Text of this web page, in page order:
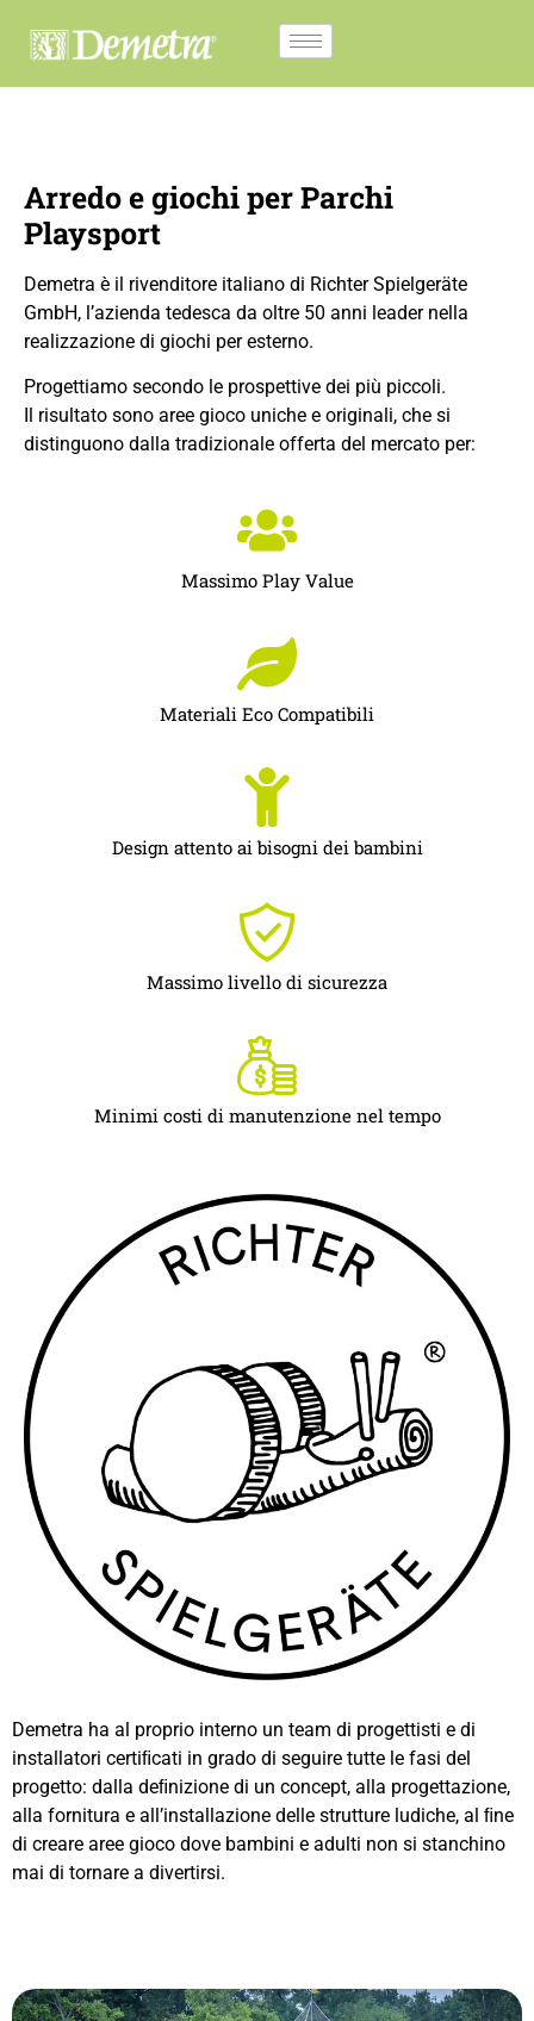
Arredo e giochi per Parchi
Playsport
Demetra è il rivenditore italiano di Richter Spielgeräte
GmbH, l’azienda tedesca da oltre 50 anni leader nella
realizzazione di giochi per esterno.
Progettiamo secondo le prospettive dei più piccoli.
Il risultato sono aree gioco uniche e originali, che si
distinguono dalla tradizionale offerta del mercato per:
Massimo Play Value
Materiali Eco Compatibili
Design attento ai bisogni dei bambini
Massimo livello di sicurezza
Minimi costi di manutenzione nel tempo
Demetra ha al proprio interno un team di progettisti e di
installatori certiﬁcati in grado di seguire tutte le fasi del
progetto: dalla deﬁnizione di un concept, alla progettazione,
alla fornitura e all’installazione delle strutture ludiche, al ﬁne
di creare aree gioco dove bambini e adulti non si stanchino
mai di tornare a divertirsi.